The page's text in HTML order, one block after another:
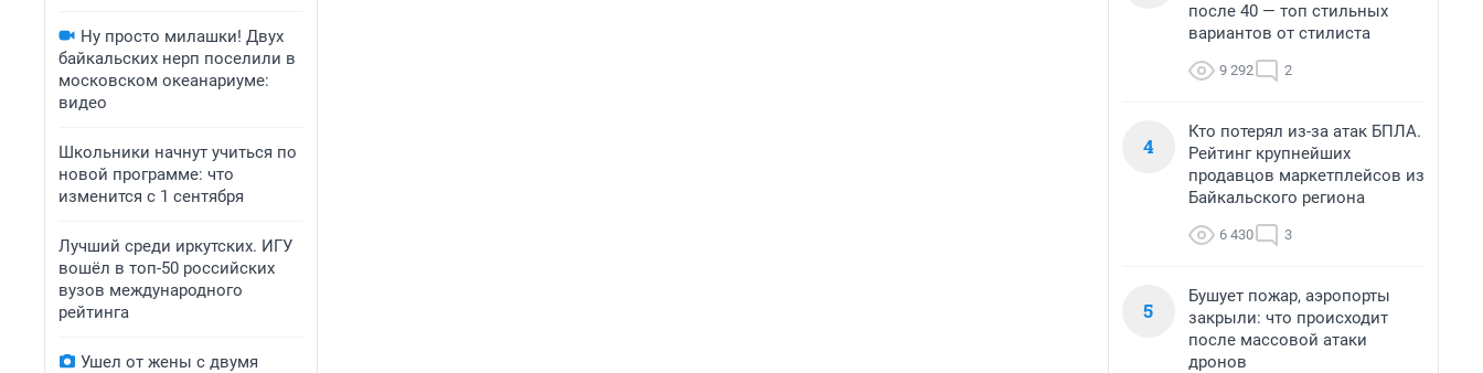
Ну просто милашки! Двух
байкальских нерп поселили в
московском океанариуме:
видео
Школьники начнут учиться по
новой программе: что
изменится с 1 сентября
Лучший среди иркутских. ИГУ
вошёл в топ-50 российских
вузов международного
рейтинга
Ушел от жены с двумя
после 40 — топ стильных
вариантов от стилиста
9 292 2
4
Кто потерял из-за атак БПЛА.
Рейтинг крупнейших
продавцов маркетплейсов из
Байкальского региона
6 430 3
5
Бушует пожар, аэропорты
закрыли: что происходит
после массовой атаки
дронов